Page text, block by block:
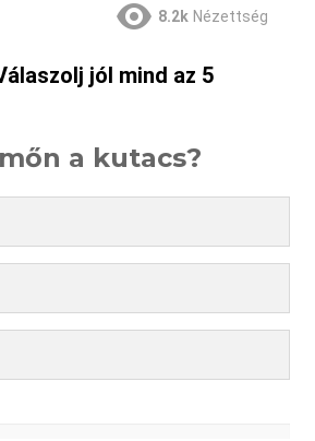
8.2k Nézettség
jól mind az 5
a kutacs?